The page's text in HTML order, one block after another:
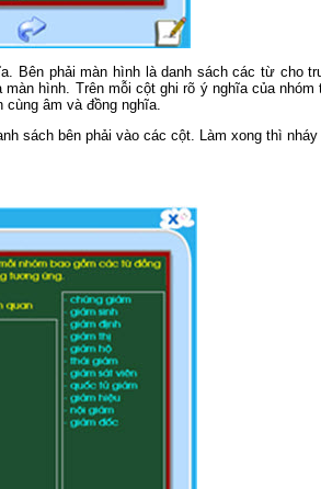
Bên phải màn hình là danh sách các từ cho
hình. Trên mỗi cột ghi rõ ý nghĩa của
cùng âm và đồng nghĩa.
sách bên phải vào các cột. Làm xong thì